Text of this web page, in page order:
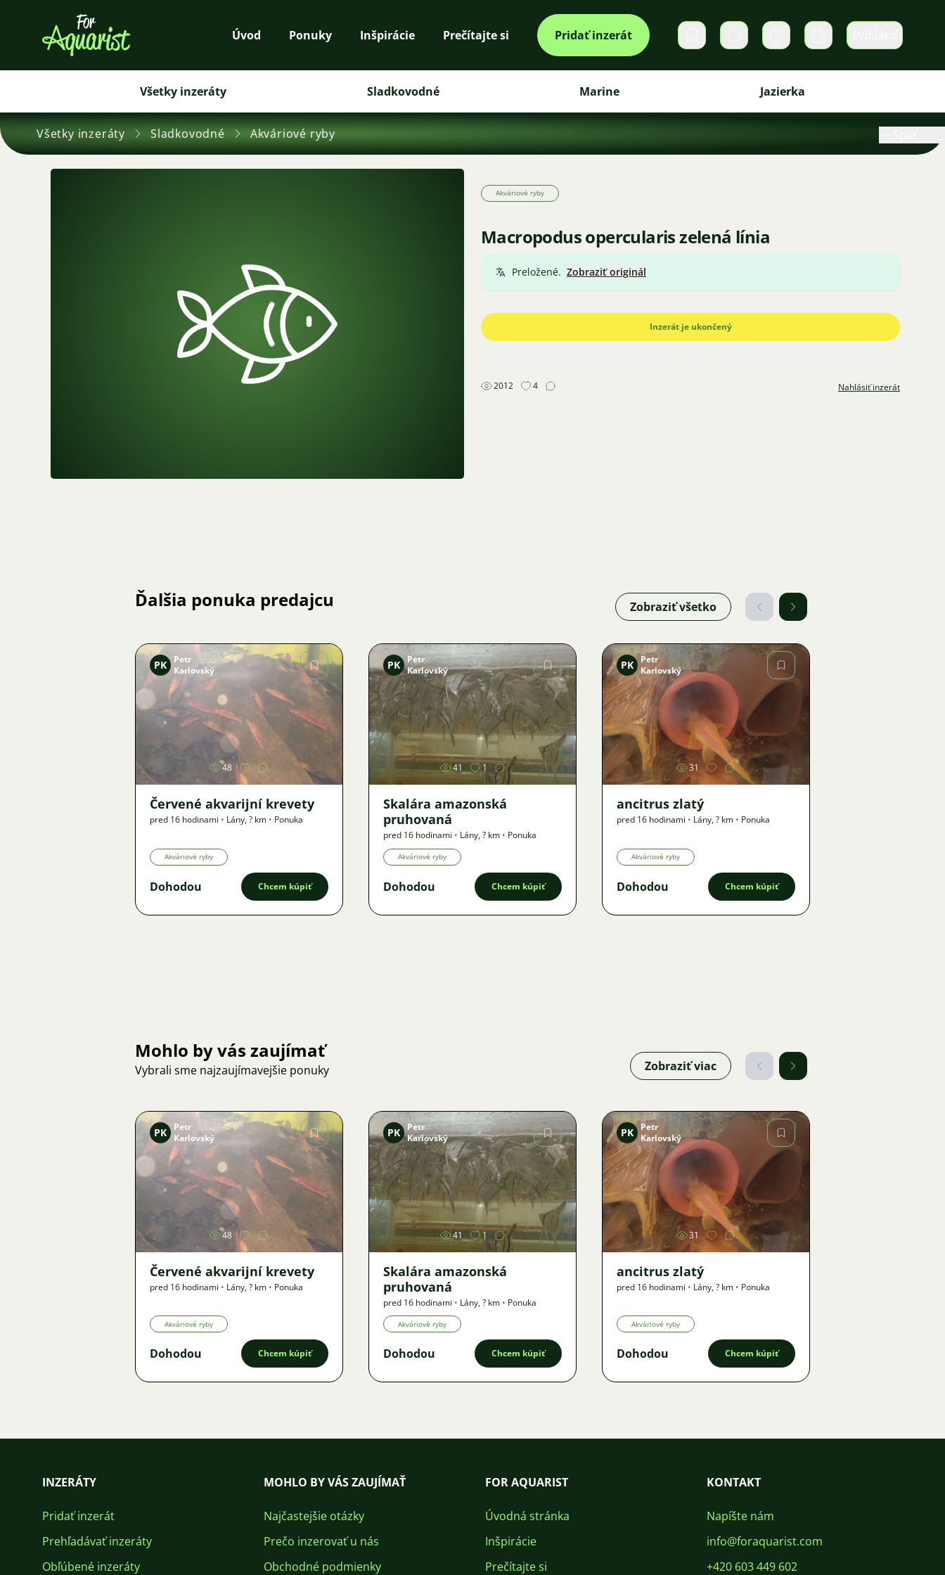
Úvod Ponuky Inšpirácie Prečítajte si Pridať inzerát Súkromné správy Košík
Všetky inzeráty Sladkovodné Marine Jazierka
Všetky inzeráty Sladkovodné Akváriové ryby
Akváriové ryby
Macropodus opercularis zelená línia
Preložené. Zobraziť originál
Inzerát je ukončený
2012 4 Nahlásiť inzerát
Ďalšia ponuka predajcu Zobraziť všetko
Obrázok
PK
Petr
Karlovský
48
Červené akvarijní krevety
pred 16 hodinami • Lány,? km • Ponuka
Akváriové ryby
Dohodou Chcem kúpiť
Obrázok
PK
Petr
Karlovský
41 1
Skalára amazonská
pruhovaná
pred 16 hodinami • Lány,? km • Ponuka
Akváriové ryby
Dohodou Chcem kúpiť
Obrázok
PK
Petr
Karlovský
31
ancitrus zlatý
pred 16 hodinami • Lány,? km • Ponuka
Akváriové ryby
Dohodou Chcem kúpiť
Mohlo by vás zaujímať
Vybrali sme najzaujímavejšie ponuky Zobraziť viac
Obrázok
PK
Petr
Karlovský
48
Červené akvarijní krevety
pred 16 hodinami • Lány,? km • Ponuka
Akváriové ryby
Dohodou Chcem kúpiť
Obrázok
PK
Petr
Karlovský
41 1
Skalára amazonská
pruhovaná
pred 16 hodinami • Lány,? km • Ponuka
Akváriové ryby
Dohodou Chcem kúpiť
Obrázok
PK
Petr
Karlovský
31
ancitrus zlatý
pred 16 hodinami • Lány,? km • Ponuka
Akváriové ryby
Dohodou Chcem kúpiť
INZERÁTY
Pridať inzerát
Prehľadávať inzeráty
Obľúbené inzeráty
MOHLO BY VÁS ZAUJÍMAŤ
Najčastejšie otázky
Prečo inzerovať u nás
Obchodné podmienky
FOR AQUARIST
Úvodná stránka
Inšpirácie
Prečítajte si
KONTAKT
Napíšte nám
info@foraquarist.com
+420 603 449 602